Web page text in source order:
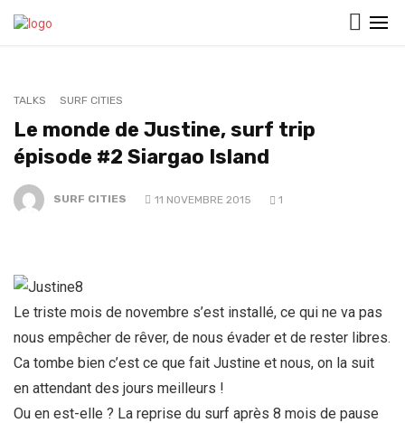
TALKS SURF CITIES
Le monde de Justine, surf trip
épisode #2 Siargao Island
SURF CITIES 11 NOVEMBRE 2015 1
Le triste mois de novembre s’est installé, ce qui ne va pas
nous empêcher de rêver, de nous évader et de rester libres.
Ca tombe bien c’est ce que fait Justine et nous, on la suit
en attendant des jours meilleurs !
Ou en est-elle ? La reprise du surf après 8 mois de pause